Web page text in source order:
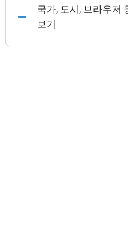
국가, 도시, 브라우저
보기